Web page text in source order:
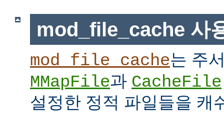
mod_file_cache 사
mod_file_cache는 주
MMapFile과 CacheFile
설정한 정적 파일들을 캐